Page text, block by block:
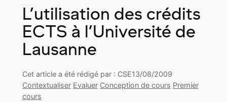
L’utilisation des crédits
ECTS à l’Université de
Lausanne
Cet article a été rédigé par : CSE13/08/2009
Contextualiser Evaluer Conception de cours Premier
cours